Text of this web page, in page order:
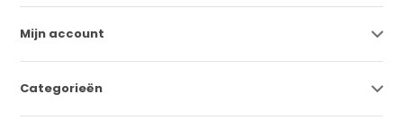
Mijn account
Categorieën